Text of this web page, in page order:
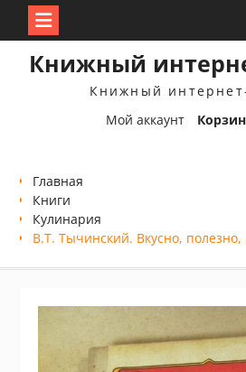
Книжный
Книжный
Мой аккаунт
Главная
Книги
Кулинария
В.Т. Тычинский. Вкусно,